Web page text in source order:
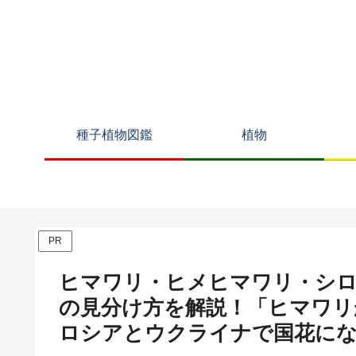
種子植物図鑑 植物
PR
ヒマワリ・ヒメヒマワリ・シ
の見分け方を解説！「ヒマワ
ロシアとウクライナで国花に